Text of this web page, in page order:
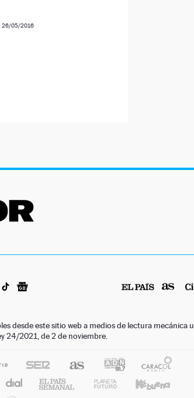
26/05/2016
desde este sitio web a medios de lectura
24/2021, de 2 de noviembre.